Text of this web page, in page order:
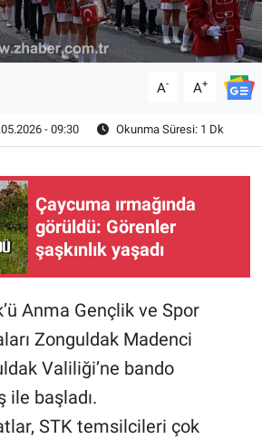
A- A+
- 09:30 Okunma Süresi: 1 Dk
Çaycuma ırmağında
görüldü: Görenler
şaşkınlık yaşadı
Anma Gençlik ve Spor
Zonguldak Madenci
Valiliği’ne bando
ile başladı.
STK temsilcileri çok